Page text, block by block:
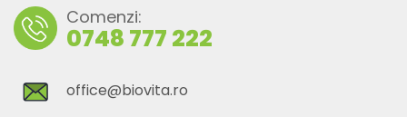
Comenzi:
0748 777 222
office@biovita.ro